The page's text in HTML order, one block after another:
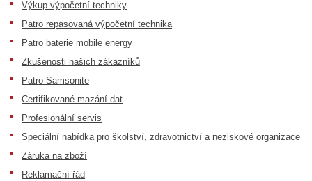
Výkup výpočetní techniky
Patro repasovaná výpočetní technika
Patro baterie mobile energy
Zkušenosti našich zákazníků
Patro Samsonite
Certifikované mazání dat
Profesionální servis
Speciální nabídka pro školství, zdravotnictví a neziskové organizace
Záruka na zboží
Reklamační řád